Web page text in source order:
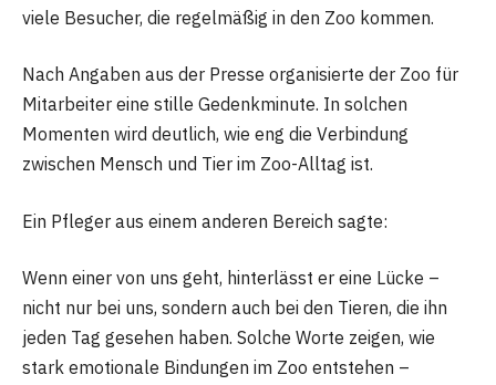
viele Besucher, die regelmäßig in den Zoo kommen.
Nach Angaben aus der Presse organisierte der Zoo für
Mitarbeiter eine stille Gedenkminute. In solchen
Momenten wird deutlich, wie eng die Verbindung
zwischen Mensch und Tier im Zoo-Alltag ist.
Ein Pfleger aus einem anderen Bereich sagte:
Wenn einer von uns geht, hinterlässt er eine Lücke –
nicht nur bei uns, sondern auch bei den Tieren, die ihn
jeden Tag gesehen haben. Solche Worte zeigen, wie
stark emotionale Bindungen im Zoo entstehen –